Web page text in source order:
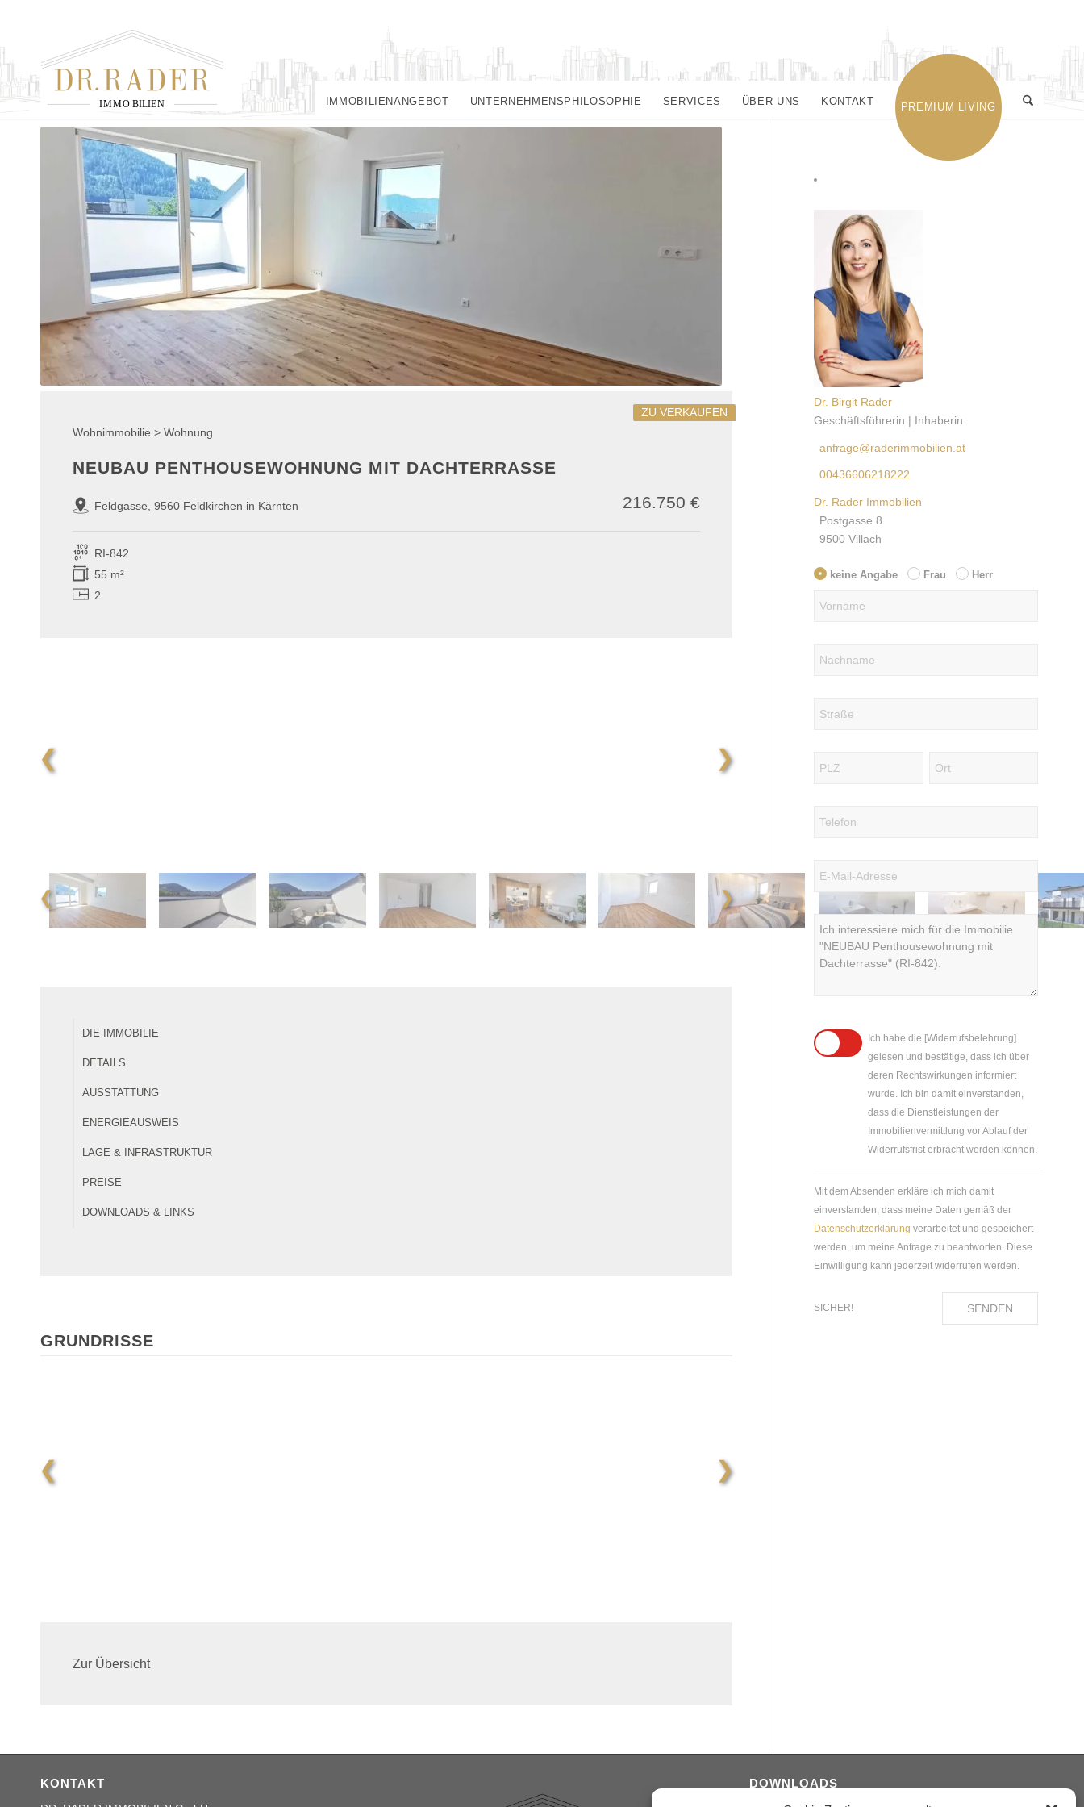
IMMO BILIEN IMMOBILIENANGEBOT UNTERNEHMENSPHILOSOPHIE SERVICES ÜBER UNS KONTAKT PREMIUM LIVING
Wohnimmobilie > Wohnung
ZU VERKAUFEN
NEUBAU PENTHOUSEWOHNUNG MIT DACHTERRASSE
Feldgasse, 9560 Feldkirchen in Kärnten 216.750 €
RI-842
55 m²
2
❮ ❯
❮ ❯
DIE IMMOBILIE
DETAILS
AUSSTATTUNG
ENERGIEAUSWEIS
LAGE & INFRASTRUKTUR
PREISE
DOWNLOADS & LINKS
GRUNDRISSE
❮ ❯
Zur Übersicht
Dr. Birgit Rader
Geschäftsführerin | Inhaberin
anfrage@raderimmobilien.at
00436606218222
Dr. Rader Immobilien
Postgasse 8
9500 Villach
keine Angabe Frau Herr
Ich habe die [Widerrufsbelehrung]
gelesen und bestätige, dass ich über
deren Rechtswirkungen informiert
wurde. Ich bin damit einverstanden,
dass die Dienstleistungen der
Immobilienvermittlung vor Ablauf der
Widerrufsfrist erbracht werden können.
Mit dem Absenden erkläre ich mich damit
einverstanden, dass meine Daten gemäß der
Datenschutzerklärung verarbeitet und gespeichert
werden, um meine Anfrage zu beantworten. Diese
Einwilligung kann jederzeit widerrufen werden.
SICHER! SENDEN
KONTAKT DOWNLOADS